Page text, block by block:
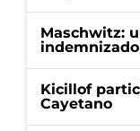
Maschwitz:
Kicillof
Cayetano